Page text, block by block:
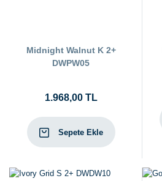
Midnight Walnut K 2+
DWPW05
1.968,00 TL
Sepete Ekle